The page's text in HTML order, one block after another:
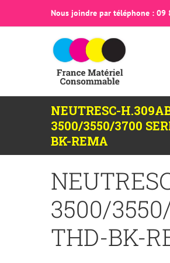
Nous joindre par téléphone : 09
NEUTRESC-
3500/3550/3700
BK-REMA
3500/
THD-BK-